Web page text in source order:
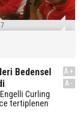
Bedensel
Curling
tertiplenen
A+
A-